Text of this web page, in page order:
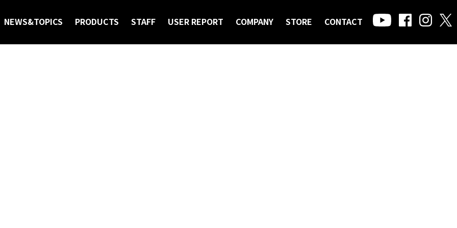
NEWS&TOPICS PRODUCTS STAFF USER REPORT COMPANY STORE CONTACT